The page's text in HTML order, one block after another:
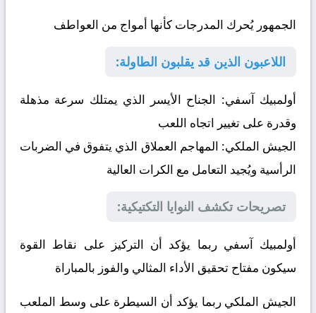
الجمهور يُحرك المدرجات كأنها أمواج من العواطف
اللاعبون الذين قد يقلبون الطاولة:
أولمبيك آسفي: الجناح الأيسر الذي يمتلك سرعة مذهلة
وقدرة على تغيير اتجاه اللعب
الجيش الملكي: المهاجم العملاق الذي يتفوق في الضربات
الرأسية ويُجيد التعامل مع الكرات العالية
تصريحات تكشف النوايا التكتيكية:
أولمبيك آسفي ربما يؤكد أن التركيز على نقاط القوة
سيكون مفتاح تحقيق الأداء المثالي والفوز بالمباراة
الجيش الملكي ربما يؤكد أن السيطرة على وسط الملعب